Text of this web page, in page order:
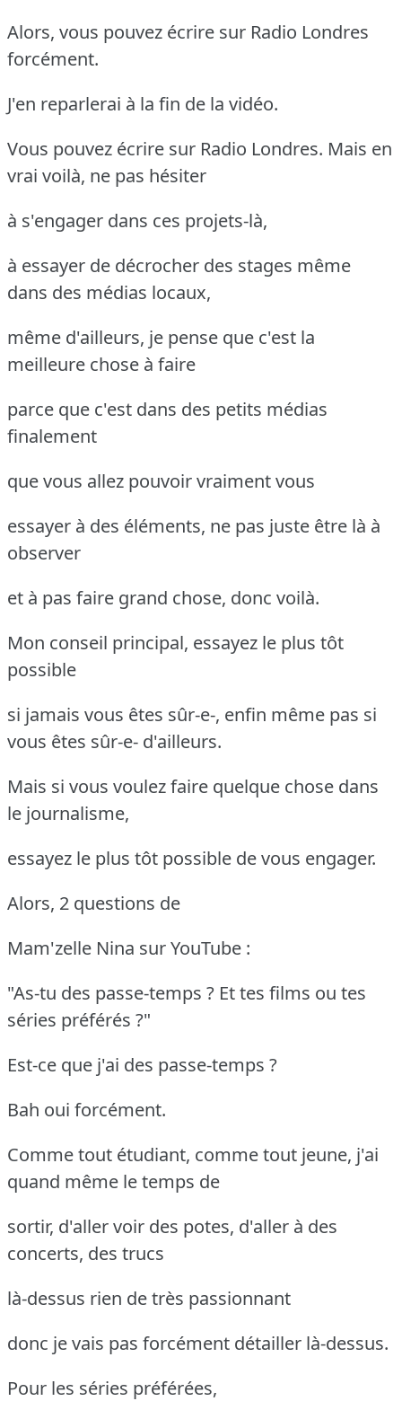
Alors, vous pouvez écrire sur Radio Londres
forcément.
J'en reparlerai à la fin de la vidéo.
Vous pouvez écrire sur Radio Londres. Mais en
vrai voilà, ne pas hésiter
à s'engager dans ces projets-là,
à essayer de décrocher des stages même
dans des médias locaux,
même d'ailleurs, je pense que c'est la
meilleure chose à faire
parce que c'est dans des petits médias
finalement
que vous allez pouvoir vraiment vous
essayer à des éléments, ne pas juste être là à
observer
et à pas faire grand chose, donc voilà.
Mon conseil principal, essayez le plus tôt
possible
si jamais vous êtes sûr-e-, enfin même pas si
vous êtes sûr-e- d'ailleurs.
Mais si vous voulez faire quelque chose dans
le journalisme,
essayez le plus tôt possible de vous engager.
Alors, 2 questions de
Mam'zelle Nina sur YouTube :
"As-tu des passe-temps ? Et tes films ou tes
séries préférés ?"
Est-ce que j'ai des passe-temps ?
Bah oui forcément.
Comme tout étudiant, comme tout jeune, j'ai
quand même le temps de
sortir, d'aller voir des potes, d'aller à des
concerts, des trucs
là-dessus rien de très passionnant
donc je vais pas forcément détailler là-dessus.
Pour les séries préférées,